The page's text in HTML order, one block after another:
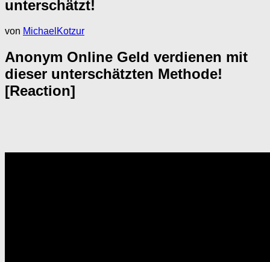
unterschätzt!
von MichaelKotzur
Anonym Online Geld verdienen mit
dieser unterschätzten Methode!
[Reaction]